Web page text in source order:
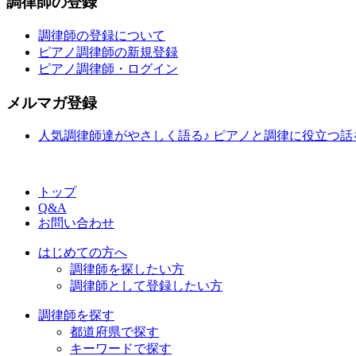
調律師の登録について
ピアノ調律師の新規登録
ピアノ調律師・ログイン
メルマガ登録
人気調律師達がやさしく語る♪ ピアノと調律に役立つ話
トップ
Q&A
お問い合わせ
はじめての方へ
調律師を探したい方
調律師として登録したい方
調律師を探す
都道府県で探す
キーワードで探す